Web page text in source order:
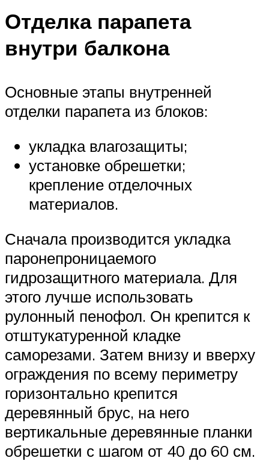
Отделка парапета
внутри балкона
Основные этапы внутренней
отделки парапета из блоков:
укладка влагозащиты;
установке обрешетки;
крепление отделочных
материалов.
Сначала производится укладка
паронепроницаемого
гидрозащитного материала. Для
этого лучше использовать
рулонный пенофол. Он крепится к
отштукатуренной кладке
саморезами. Затем внизу и вверху
ограждения по всему периметру
горизонтально крепится
деревянный брус, на него
вертикальные деревянные планки
обрешетки с шагом от 40 до 60 см.